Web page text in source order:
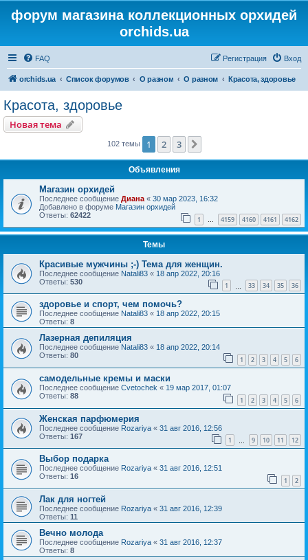
форум магазина коллекционных орхидей
orchids.ua
FAQ Вход
Регистрация
orchids.ua Список форумов О разном О разном Красота, здоровье
Красота, здоровье
Новая тема
102 темы 1 2 3
Объявления
Магазин орхидей
Последнее сообщение Диана « 30 мар 2023, 16:32
Добавлено в форуме Магазин орхидей
Ответы: 62422 1 … 4159 4160 4161 4162
Темы
Красивые мужчины ;-) Тема для женщин.
Последнее сообщение Natali83 « 18 апр 2022, 20:16
Ответы: 530 1 33 34 35 36
здоровье и спорт, чем помочь?
Последнее сообщение Natali83 « 18 апр 2022, 20:15
Ответы: 8
Лазерная депиляция
Последнее сообщение Natali83 « 18 апр 2022, 20:14
Ответы: 80 1 2 3 4 5 6
самодельные кремы и маски
Последнее сообщение Cvetochek « 19 мар 2017, 01:07
Ответы: 88 1 2 3 4 5 6
Женская парфюмерия
Последнее сообщение Rozariya « 31 авг 2016, 12:56
Ответы: 167 1 9 10 11 12
Выбор подарка
Последнее сообщение Rozariya « 31 авг 2016, 12:51
Ответы: 16 1 2
Лак для ногтей
Последнее сообщение Rozariya « 31 авг 2016, 12:39
Ответы: 11
Вечно молода
Последнее сообщение Rozariya « 31 авг 2016, 12:37
Ответы: 8